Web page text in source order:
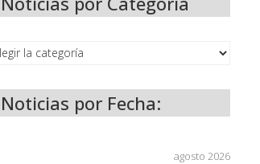
Noticias por Fecha:
agosto 2026